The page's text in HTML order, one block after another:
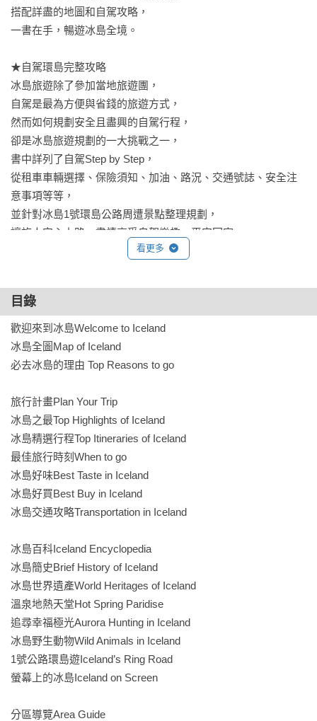
搭配詳盡的地圖和自駕攻略，
一書在手，暢遊冰島全境。
★自駕環島完整攻略
冰島旅遊除了參加當地旅遊團，
自駕是最為方便與省錢的旅遊方式，
然而如何規劃安全且盡興的自駕行程，
卻是冰島旅遊規劃的一大挑戰之一，
書中詳列了自駕Step by Step，
從租車車輛選擇、保險須知、加油、路況、交通號誌、安全注
意事項等等，
並針對冰島1號環島公路周遭景點整理規劃，
讓旅人安心上路、盡情享受自駕樂趣、平安回家。
編輯嚴選冰島之最，藍湖米湖地熱溫泉、黑沙灘/鑽石冰沙灘、
黃金圈三景、冰河湖-傑古沙龍冰河湖、玄武岩與瀑布、
參加冰川健行、探訪冰洞奇景、
賞鯨、騎馬、盡賞冰島神奇的野生動物、
追逐極光、拍攝記錄永生難忘的美景，
專業的行程安排，讓旅遊規劃瞬間變得省心與安心。
★精心企劃─看熱鬧更要懂門道
針對冰島特色專題企畫「冰島地熱溫泉」、「追逐永恆的極
光」、
「奇妙野生動物」、「銀幕中的冰島」、「環島1號公路」等主
題，
★神秘冰島，一定要知道的情報
˙冰原、冰川、冰帽、冰蓋怎麼分？
˙「全世界最大的麵包湯」指的是什麼？
˙溫泉富含礦物質容易造成頭髮乾燥打結，該怎麼解決呢？
˙教堂地磚竟然不在教堂裡是怎麼回事？
˙《白日夢冒險王》男主角在群山間滑著滑板的無人公路就在冰
島？
˙阿庫瑞里市區行人通行的紅綠燈是一顆紅通通的愛心？
看更多
目錄
歡迎來到冰島Welcome to Iceland
冰島全圖Map of Iceland
必去冰島的理由 Top Reasons to go
旅行計畫Plan Your Trip
冰島之最Top Highlights of Iceland
冰島精選行程Top Itineraries of Iceland
最佳旅行時刻When to go
冰島好味Best Taste in Iceland
冰島好買Best Buy in Iceland
冰島交通攻略Transportation in Iceland
冰島百科Iceland Encyclopedia
冰島簡史Brief History of Iceland
冰島世界遺產World Heritages of Iceland
溫泉地熱天堂Hot Spring Paridise
追尋幸福極光Aurora Hunting in Iceland
冰島野生動物Wild Animals in Iceland
1號公路環島遊Iceland’s Ring Road
螢幕上的冰島Iceland on Screen
分區導覽Area Guide